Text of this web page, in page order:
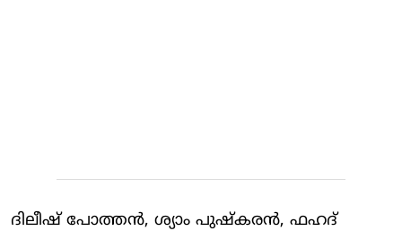
ദിലീഷ് പോത്തന്‍, ശ്യാം പുഷ്‌കരന്‍, ഫഹദ്